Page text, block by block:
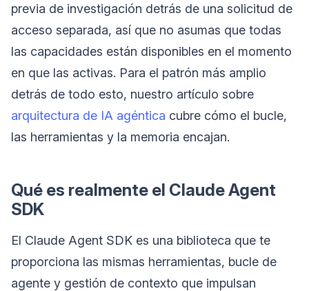
previa de investigación detrás de una solicitud de
acceso separada, así que no asumas que todas
las capacidades están disponibles en el momento
en que las activas. Para el patrón más amplio
detrás de todo esto, nuestro artículo sobre
arquitectura de IA agéntica cubre cómo el bucle,
las herramientas y la memoria encajan.
Qué es realmente el Claude Agent
SDK
El Claude Agent SDK es una biblioteca que te
proporciona las mismas herramientas, bucle de
agente y gestión de contexto que impulsan